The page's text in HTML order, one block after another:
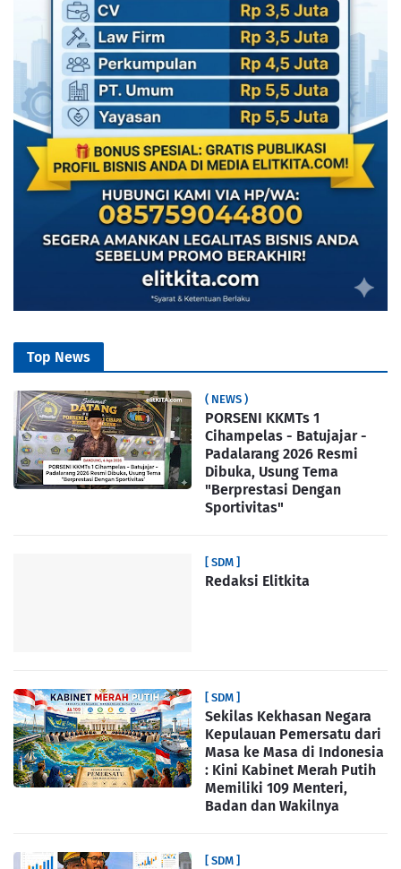
Top News
( NEWS )
PORSENI KKMTs 1
Cihampelas - Batujajar -
Padalarang 2026 Resmi
Dibuka, Usung Tema
"Berprestasi Dengan
Sportivitas"
[ SDM ]
Redaksi Elitkita
[ SDM ]
Sekilas Kekhasan Negara
Kepulauan Pemersatu dari
Masa ke Masa di Indonesia
: Kini Kabinet Merah Putih
Memiliki 109 Menteri,
Badan dan Wakilnya
[ SDM ]